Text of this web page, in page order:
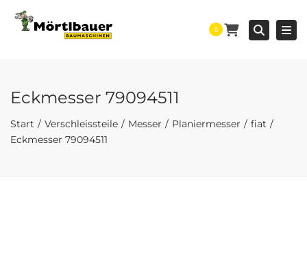
0
Eckmesser 79094511
Start Verschleissteile Messer Planiermesser
fiat
Eckmesser 79094511